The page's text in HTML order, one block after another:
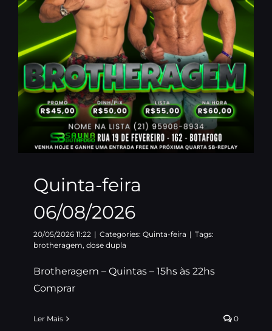
Quinta-feira
06/08/2026
20/05/2026 11:22 | Categories: Quinta-feira | Tags:
brotheragem, dose dupla
Brotheragem – Quintas – 15hs às 22hs
Comprar
Ler Mais 0